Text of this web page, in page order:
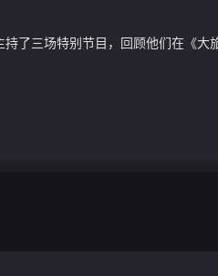
持了三场特别节目，回顾他们在《